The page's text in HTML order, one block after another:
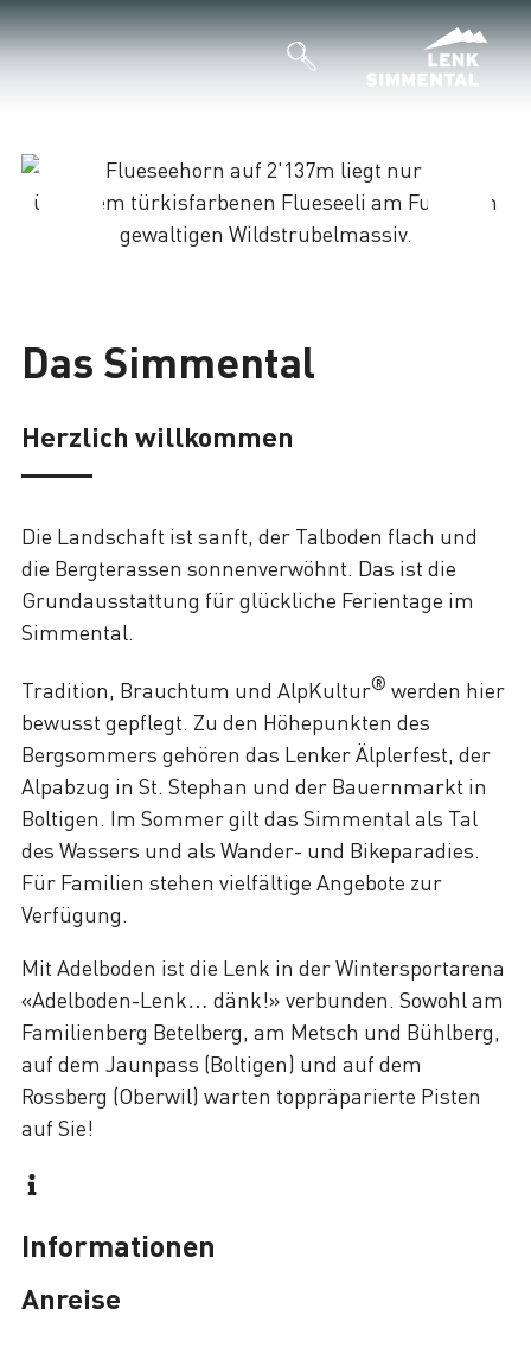
Das Simmental
Herzlich willkommen
Die Landschaft ist sanft, der Talboden flach und
die Bergterassen sonnenverwöhnt. Das ist die
Grundausstattung für glückliche Ferientage im
Simmental.
Tradition, Brauchtum und AlpKultur® werden hier
bewusst gepflegt. Zu den Höhepunkten des
Bergsommers gehören das Lenker Älplerfest, der
Alpabzug in St. Stephan und der Bauernmarkt in
Boltigen. Im Sommer gilt das Simmental als Tal
des Wassers und als Wander- und Bikeparadies.
Für Familien stehen vielfältige Angebote zur
Verfügung.
Mit Adelboden ist die Lenk in der Wintersportarena
«Adelboden-Lenk… dänk!» verbunden. Sowohl am
Familienberg Betelberg, am Metsch und Bühlberg,
auf dem Jaunpass (Boltigen) und auf dem
Rossberg (Oberwil) warten toppräparierte Pisten
auf Sie!
Informationen
Anreise